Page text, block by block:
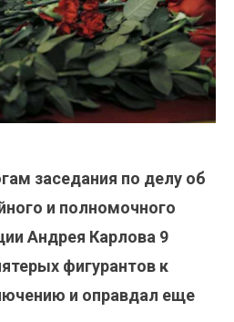
заседания по делу об
и полномочного
Андрея Карлова 9
фигурантов к
и оправдал еще